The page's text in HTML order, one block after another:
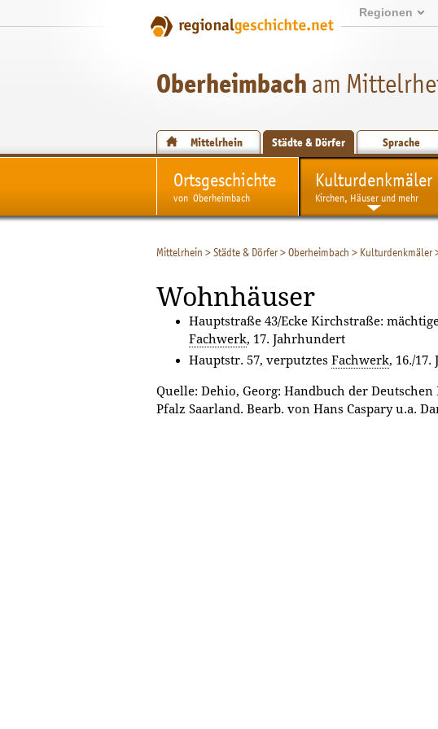
Regionen
Oberheimbach am
Mittelrhein Städte & Dörfer Sprache
Ortsgeschichte
von Oberheimbach
Kulturdenkmäler
Kirchen, Häuser und mehr
Mittelrhein >Städte & Dörfer>Oberheimbach > Kulturdenkmäler
Wohnhäuser
Hauptstraße 43/Ecke Kirchstraße:
Fachwerk, 17. Jahrhundert
Hauptstr. 57, verputztes Fachwerk, 16./
Quelle: Dehio, Georg: Handbuch der
Pfalz Saarland. Bearb. von Hans Caspary u.a.